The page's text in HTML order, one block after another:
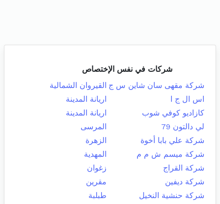
شركات في نفس الإختصاص
شركة مقهى سان شاين س ج القيروان الشمالية
اس ال ج ا
اريانة المدينة
كازاديو كوفي شوب
اريانة المدينة
لي دالتون 79
المرسى
شركة علي بابا أخوة
الزهرة
شركة ميسم ش م م
المهدية
شركة القراج
زغوان
شركة ديفين
مقرين
شركة حنشية النخيل
طبلبة